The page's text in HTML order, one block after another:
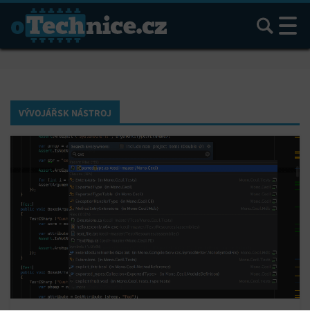
Hledat
VÝVOJÁŘSK NÁSTROJ